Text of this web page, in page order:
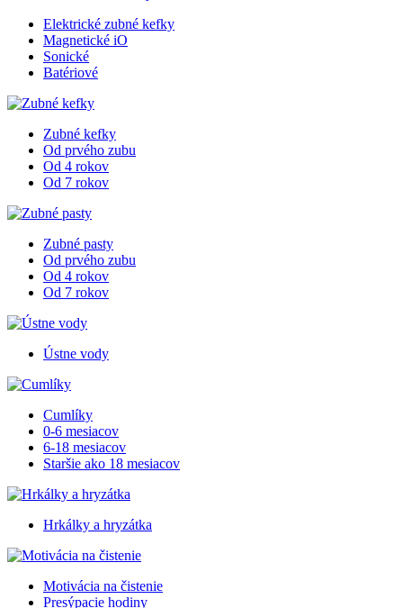
Elektrické zubné kefky
Magnetické iO
Sonické
Batériové
Zubné kefky
Od prvého zubu
Od 4 rokov
Od 7 rokov
Zubné pasty
Od prvého zubu
Od 4 rokov
Od 7 rokov
Ústne vody
Cumlíky
0-6 mesiacov
6-18 mesiacov
Staršie ako 18 mesiacov
Hrkálky a hryzátka
Motivácia na čistenie
Presýpacie hodiny